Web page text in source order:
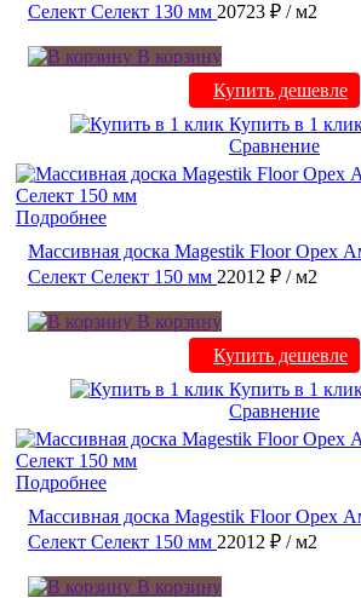
Селект Селект 130 мм 20723 ₽ / м2
В корзину
Купить дешевле
Купить в 1
Сравнение
Подробнее
Массивная доска Magestik Floor Орех
Селект Селект 150 мм 22012 ₽ / м2
В корзину
Купить дешевле
Купить в 1
Сравнение
Подробнее
Массивная доска Magestik Floor Орех
Селект Селект 150 мм 22012 ₽ / м2
В корзину